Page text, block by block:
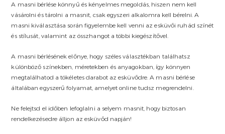
A masni bérlése könnyű és kényelmes megoldás, hiszen nem kell
vásárolni és tárolni a masnit, csak egyszeri alkalomra kell bérelni. A
masni kiválasztása során figyelembe kell venni az esküvői ruhád színét
és stílusát, valamint az összhangot a többi kiegészítővel.
A masni bérlésének előnye, hogy széles választékban találhatsz
különböző színekben, méretekben és anyagokban, így könnyen
megtalálhatod a tökéletes darabot az esküvődre. A masni bérlése
általában egyszerű folyamat, amelyet online tudsz megrendelni.
Ne felejtsd el időben lefoglalni a selyem masnit, hogy biztosan
rendelkezésedre álljon az esküvőd napján!